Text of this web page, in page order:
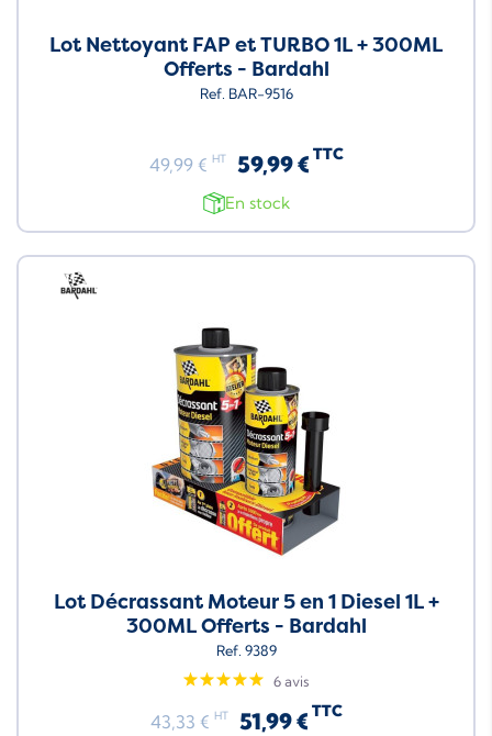
Lot Nettoyant FAP et TURBO 1L + 300ML
Offerts - Bardahl
Ref. BAR-9516
49,99 € HT 59,99 € TTC
En stock
Neuf
Lot Décrassant Moteur 5 en 1 Diesel 1L +
300ML Offerts - Bardahl
Ref. 9389
6 avis
43,33 € HT 51,99 € TTC